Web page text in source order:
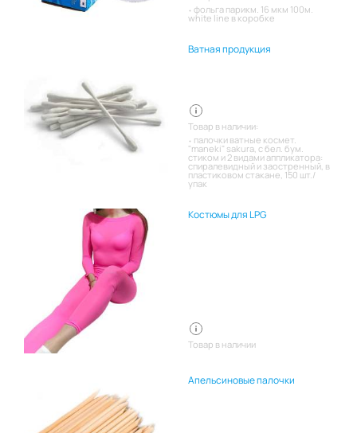
фольга парикм. 16 мкм 100м.
white line в коробке
Ватная продукция
Товар в наличии:
палочки ватные космет.
"maneki" sakura, с бел. бум.
стиком и 2 видами аппликатора:
спиралевидный и заостренный, в
пластиковом стакане, 150 шт./
упак
Костюмы для LPG
Товар в наличии
Апельсиновые палочки